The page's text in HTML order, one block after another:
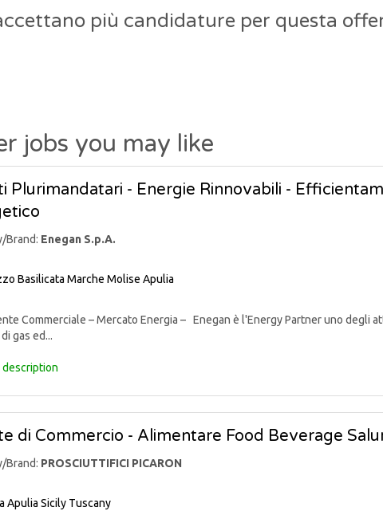
più candidature per questa
jobs you may like
Plurimandatari - Energie Rinnovabili -
Brand: Enegan S.p.A.
Basilicata Marche Molise Apulia
Commerciale – Mercato Energia – Enegan è l'Energy Partner uno degli
gas ed...
di Commercio - Alimentare Food Beverage
Brand: PROSCIUTTIFICI PICARON
Apulia Sicily Tuscany